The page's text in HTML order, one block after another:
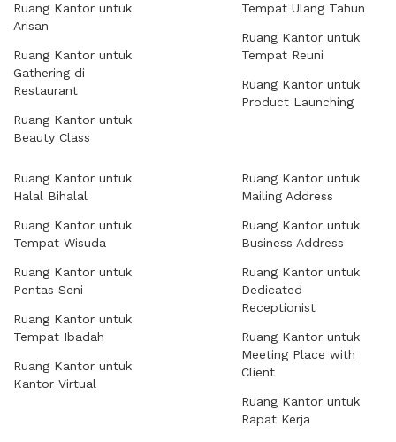
Ruang Kantor untuk
Arisan
Ruang Kantor untuk
Gathering di
Restaurant
Ruang Kantor untuk
Beauty Class
Tempat Ulang Tahun
Ruang Kantor untuk
Tempat Reuni
Ruang Kantor untuk
Product Launching
Ruang Kantor untuk
Halal Bihalal
Ruang Kantor untuk
Tempat Wisuda
Ruang Kantor untuk
Pentas Seni
Ruang Kantor untuk
Tempat Ibadah
Ruang Kantor untuk
Kantor Virtual
Ruang Kantor untuk
Mailing Address
Ruang Kantor untuk
Business Address
Ruang Kantor untuk
Dedicated
Receptionist
Ruang Kantor untuk
Meeting Place with
Client
Ruang Kantor untuk
Rapat Kerja